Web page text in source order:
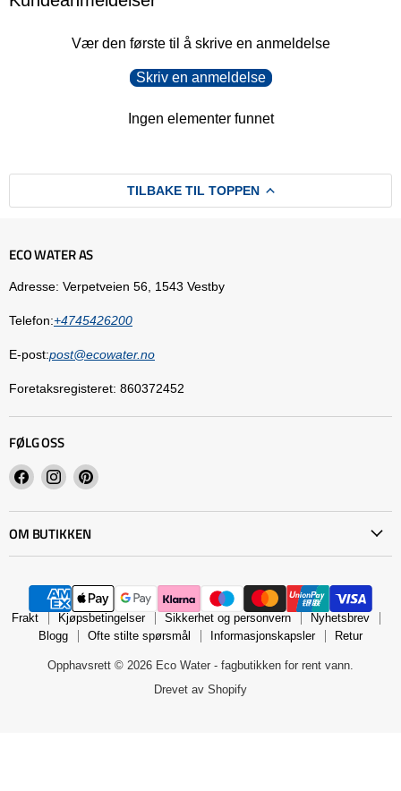
Vær den første til å skrive en anmeldelse
Skriv en anmeldelse
Ingen elementer funnet
TILBAKE TIL TOPPEN
ECO WATER AS
Adresse: Verpetveien 56, 1543 Vestby
Telefon:+4745426200
E-post:post@ecowater.no
Foretaksregisteret: 860372452
FØLG OSS
Finn
oss
på
Facebook
Finn
oss
på
Instagram
Finn
på
OM BUTIKKEN
Frakt Kjøpsbetingelser Sikkerhet og personvern
Nyhetsbrev
Blogg
Ofte stilte spørsmål Informasjonskapsler Retur
Opphavsrett © 2026 Eco Water - fagbutikken for rent vann.
Drevet av Shopify